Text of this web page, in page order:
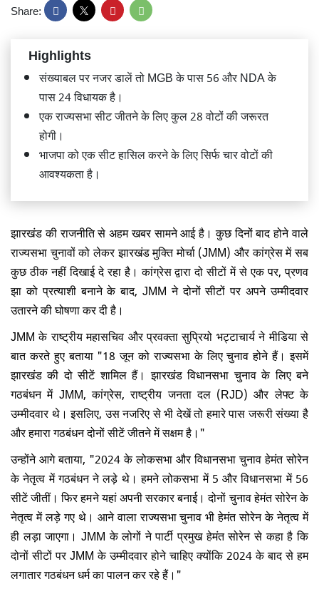
Share:
Highlights
संख्याबल पर नजर डालें तो MGB के पास 56 और NDA के
पास 24 विधायक है।
एक राज्यसभा सीट जीतने के लिए कुल 28 वोटों की जरूरत
होगी।
भाजपा को एक सीट हासिल करने के लिए सिर्फ चार वोटों की
आवश्यकता है।
झारखंड की राजनीति से अहम खबर सामने आई है। कुछ दिनों बाद होने वाले
राज्यसभा चुनावों को लेकर झारखंड मुक्ति मोर्चा (JMM) और कांग्रेस में सब
कुछ ठीक नहीं दिखाई दे रहा है। कांग्रेस द्वारा दो सीटों में से एक पर, प्रणव
झा को प्रत्याशी बनाने के बाद, JMM ने दोनों सीटों पर अपने उम्मीदवार
उतारने की घोषणा कर दी है।
JMM के राष्ट्रीय महासचिव और प्रवक्ता सुप्रियो भट्टाचार्य ने मीडिया से
बात करते हुए बताया "18 जून को राज्यसभा के लिए चुनाव होने हैं। इसमें
झारखंड की दो सीटें शामिल हैं। झारखंड विधानसभा चुनाव के लिए बने
गठबंधन में JMM, कांग्रेस, राष्ट्रीय जनता दल (RJD) और लेफ्ट के
उम्मीदवार थे। इसलिए, उस नजरिए से भी देखें तो हमारे पास जरूरी संख्या है
और हमारा गठबंधन दोनों सीटें जीतने में सक्षम है।"
उन्होंने आगे बताया, "2024 के लोकसभा और विधानसभा चुनाव हेमंत सोरेन
के नेतृत्व में गठबंधन ने लड़े थे। हमने लोकसभा में 5 और विधानसभा में 56
सीटें जीतीं। फिर हमने यहां अपनी सरकार बनाई। दोनों चुनाव हेमंत सोरेन के
नेतृत्व में लड़े गए थे। आने वाला राज्यसभा चुनाव भी हेमंत सोरेन के नेतृत्व में
ही लड़ा जाएगा। JMM के लोगों ने पार्टी प्रमुख हेमंत सोरेन से कहा है कि
दोनों सीटों पर JMM के उम्मीदवार होने चाहिए क्योंकि 2024 के बाद से हम
लगातार गठबंधन धर्म का पालन कर रहे हैं।"